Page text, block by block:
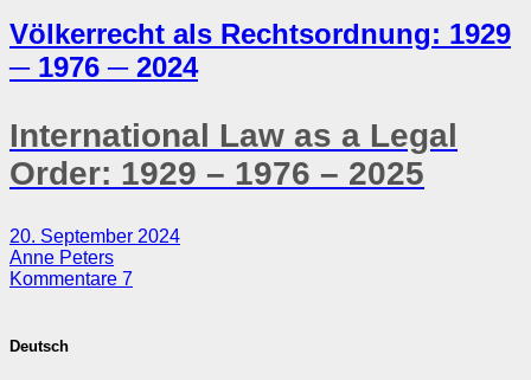
Völkerrecht als Rechtsordnung: 1929
─ 1976 ─ 2024
International Law as a Legal
Order: 1929 – 1976 – 2025
20. September 2024
Anne Peters
Kommentare 7
Deutsch